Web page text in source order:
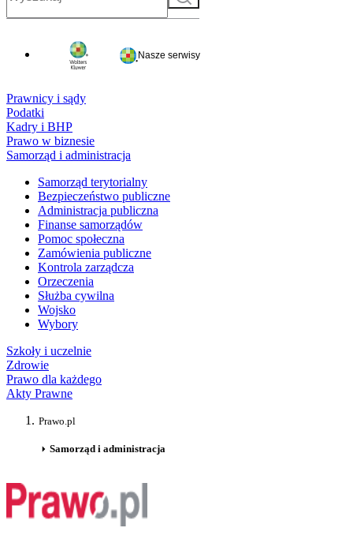
Nasze serwisy
Prawnicy i sądy
Podatki
Kadry i BHP
Prawo w biznesie
Samorząd i administracja
Samorząd terytorialny
Bezpieczeństwo publiczne
Administracja publiczna
Finanse samorządów
Pomoc społeczna
Zamówienia publiczne
Kontrola zarządcza
Orzeczenia
Służba cywilna
Wojsko
Wybory
Szkoły i uczelnie
Zdrowie
Prawo dla każdego
Akty Prawne
Prawo.pl
Samorząd i administracja